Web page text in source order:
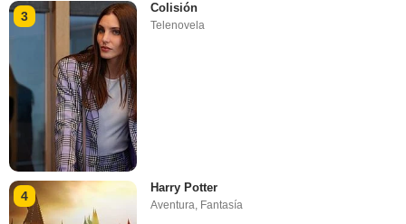
3
Colisión
Telenovela
4
Harry Potter
Aventura Fantasía